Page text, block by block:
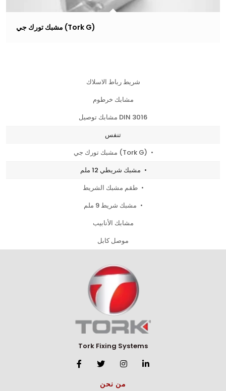
شريط رباط الاسلاك
مشابك خرطوم
مشابك توصيل DIN 3016
تنفس
مشبك تورك جي (Tork G)
مشابك الأنابيب
موصل كابل
مشبك تورك جي (Tork G)
Tork Fixing Systems
من نحن